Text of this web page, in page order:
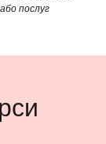
послуг